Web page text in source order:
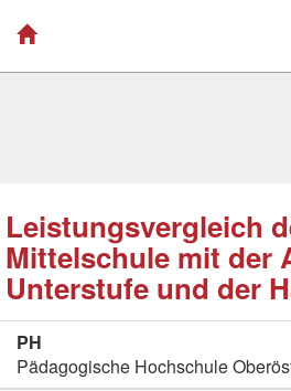
Leistungsvergleich
Mittelschule mit der
Unterstufe und der
PH
Pädagogische Hochschule